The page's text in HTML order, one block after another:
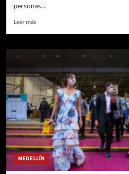
personas...
Leer másLeer
Horóscopo
hoy,
viernes
30
de
julio:
predicciones
sobre
amor,
trabajo,
dinero
y
cambios
MEDELLÍN